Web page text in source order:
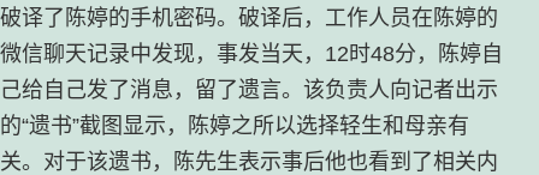
破译了陈婷的手机密码。破译后，工作人员在陈婷的
微信聊天记录中发现，事发当天，12时48分，陈婷自
己给自己发了消息，留了遗言。该负责人向记者出示
的“遗书”截图显示，陈婷之所以选择轻生和母亲有
关。对于该遗书，陈先生表示事后他也看到了相关内